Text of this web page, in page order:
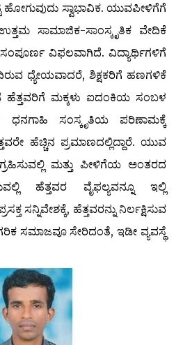
ಸ್ವಾಭಾವಿಕ. ಯುವಪೀಳಿಗೆಗೆ
ಸಾಮಾಜಿಕ-ಸಾಂಸ್ಕೃತಿಕ ವೇದಿಕೆ
ಸಂಪೂರ್ಣ ವಿಫಲವಾಗಿದೆ. ವಿದ್ಯಾರ್ಥಿಗಳಿಗೆ
ಧ್ಯೇಯವಾದರೆ, ಶಿಕ್ಷಕರಿಗೆ ಹಣಗಳಿಕೆ
ಹೆತ್ತವರಿಗೆ ಮಕ್ಕಳು ಐದಂಕಿಯ ಸಂಬಳ
ಧನಗಾಹಿ ಸಂಸ್ಕೃತಿಯ ಪರಿಣಾಮಕ್ಕೆ
ಹೆಚ್ಚಿನ ಪ್ರಮಾಣದಲ್ಲಿದ್ದಾರೆ. ಯುವ
ಮತ್ತು ಪೀಳಿಗೆಯ ಅಂತರದ
ಹೆತ್ತವರ ವೈಫಲ್ಯವನ್ನೂ ಇಲ್ಲಿ
ಸನ್ನಿವೇಶಕ್ಕೆ, ಹೆತ್ತವರನ್ನು ನಿರ್ಲಕ್ಷಿಸುವ
ಸಮಾಜವೂ ಸೇರಿದಂತೆ, ಇಡೀ ವ್ಯವಸ್ಥೆ